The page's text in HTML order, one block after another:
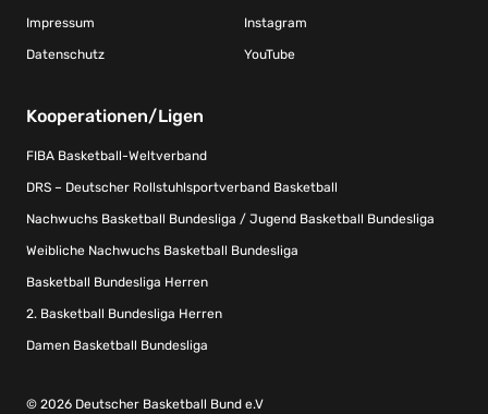
Impressum
Datenschutz
Instagram
YouTube
Kooperationen/Ligen
FIBA Basketball-Weltverband
DRS – Deutscher Rollstuhlsportverband Basketball
Nachwuchs Basketball Bundesliga / Jugend Basketball Bundesliga
Weibliche Nachwuchs Basketball Bundesliga
Basketball Bundesliga Herren
2. Basketball Bundesliga Herren
Damen Basketball Bundesliga
© 2026 Deutscher Basketball Bund e.V